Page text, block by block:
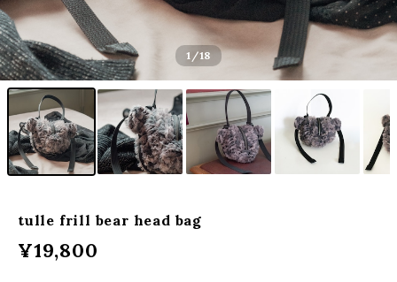
1 /18
tulle frill bear head bag
¥19,800